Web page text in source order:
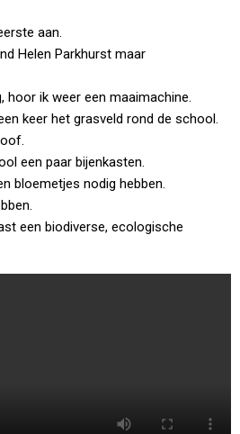
aan.
Helen Parkhurst maar
hoor ik weer een maaimachine.
keer het grasveld rond de school.
een paar bijenkasten.
bloemetjes nodig hebben.
een biodiverse, ecologische